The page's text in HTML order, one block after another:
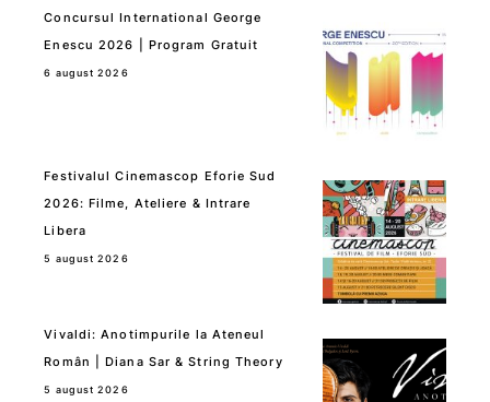
Concursul International George
Enescu 2026 | Program Gratuit
6 august 2026
Festivalul Cinemascop Eforie Sud
2026: Filme, Ateliere & Intrare
Libera
5 august 2026
Vivaldi: Anotimpurile la Ateneul
Român | Diana Sar & String Theory
5 august 2026